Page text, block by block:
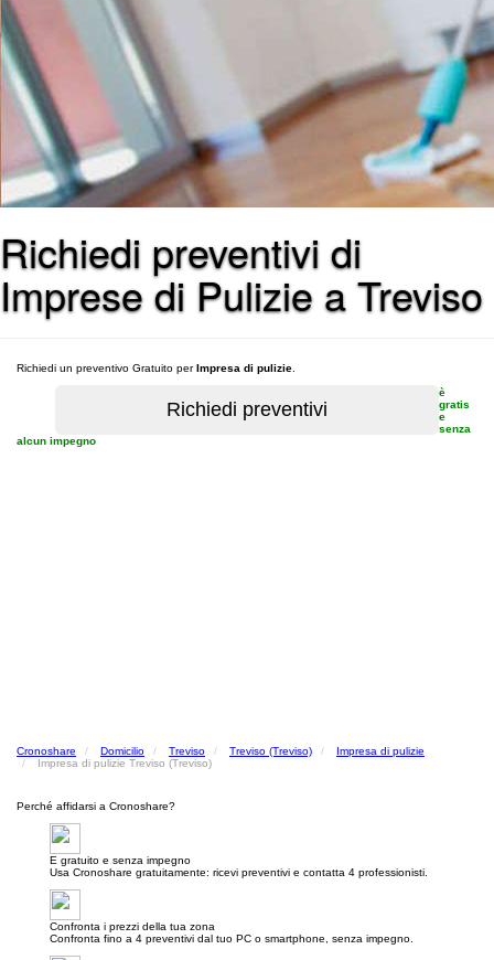
Richiedi preventivi di
Imprese di Pulizie a Treviso
Richiedi un preventivo Gratuito perImpresa di pulizie
è
gratis
e
senza
alcun impegno
Cronoshare Domicilio Treviso Treviso (Treviso)
Impresa di pulizie
Impresa di pulizie Treviso (Treviso)
Perché affidarsi a Cronoshare?
E gratuito e senza impegno
Usa Cronoshare gratuitamente: ricevi preventivi e contatta 4 professionisti.
Confronta i prezzi della tua zona
Confronta fino a 4 preventivi dal tuo PC o smartphone, senza impegno.